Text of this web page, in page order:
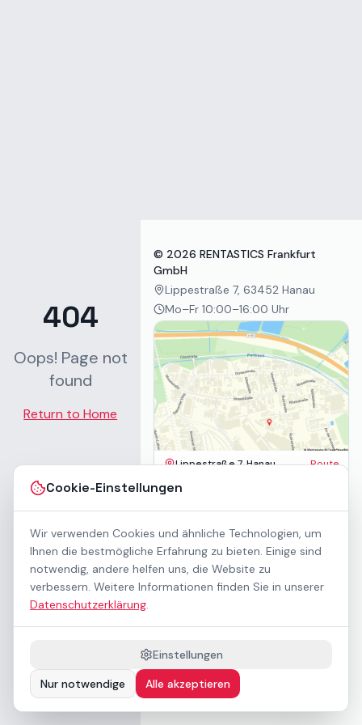
Cookie-Einstellungen
Wir verwenden Cookies und ähnliche Technologien, um
Ihnen die bestmögliche Erfahrung zu bieten. Einige sind
notwendig, andere helfen uns, die Website zu
verbessern. Weitere Informationen finden Sie in unserer
Datenschutzerklärung.
Einstellungen
Nur notwendige
Alle akzeptieren
404
Oops! Page not
found
Return to Home
© 2026 RENTASTICS Frankfurt
GmbH
Lippestraße 7, 63452 Hanau
Mo–Fr 10:00–16:00 Uhr
Lippestraße 7, Hanau Route
Impressum
Barrierefreiheit
Kontakt
Mietbedingungen
Cookie-Einstellungen
Downloads
Preisliste (PDF)
Barrierefrei nach WCAG 2.1 AA